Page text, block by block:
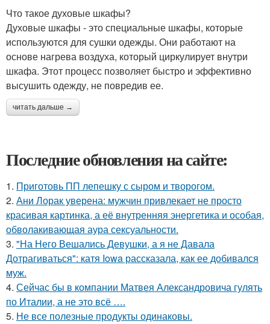
Что такое духовые шкафы?
Духовые шкафы - это специальные шкафы, которые
используются для сушки одежды. Они работают на
основе нагрева воздуха, который циркулирует внутри
шкафа. Этот процесс позволяет быстро и эффективно
высушить одежду, не повредив ее.
читать дальше →
Последние обновления на сайте:
1. Приготовь ПП лепешку с сыром и творогом.
2. Ани Лорак уверена: мужчин привлекает не просто
красивая картинка, а её внутренняя энергетика и особая,
обволакивающая аура сексуальности.
3. "На Него Вешались Девушки, а я не Давала
Дотрагиваться": катя Iowa рассказала, как ее добивался
муж.
4. Сейчас бы в компании Матвея Александровича гулять
по Италии, а не это всё ….
5. Не все полезные продукты одинаковы.